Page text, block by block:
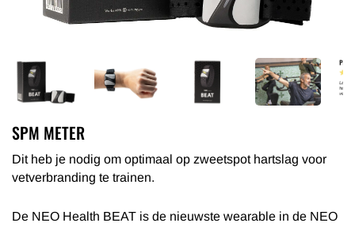
SPM METER
Dit heb je nodig om optimaal op zweetspot hartslag voor
vetverbranding te trainen.
De NEO Health BEAT is de nieuwste wearable in de NEO